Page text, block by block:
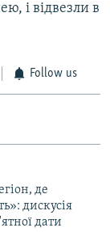
і відвезли в
Follow us
де
дискусія
дати